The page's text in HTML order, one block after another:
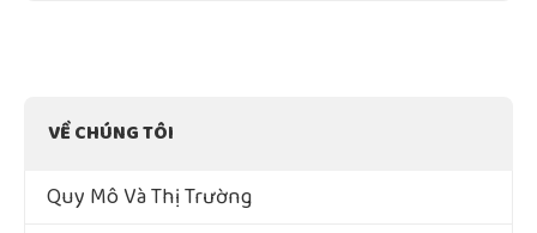
VỀ CHÚNG TÔI
Quy Mô Và Thị Trường